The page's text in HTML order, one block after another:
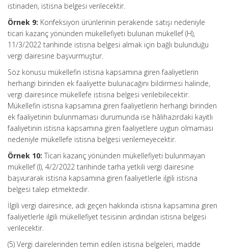
istinaden, istisna belgesi verilecektir.
Örnek 9: Konfeksiyon ürünlerinin perakende satışı nedeniyle
ticari kazanç yönünden mükellefiyeti bulunan mükellef (H),
11/3/2022 tarihinde istisna belgesi almak için bağlı bulunduğu
vergi dairesine başvurmuştur.
Söz konusu mükellefin istisna kapsamına giren faaliyetlerin
herhangi birinden ek faaliyette bulunacağını bildirmesi halinde,
vergi dairesince mükellefe istisna belgesi verilebilecektir.
Mükellefin istisna kapsamına giren faaliyetlerin herhangi birinden
ek faaliyetinin bulunmaması durumunda ise hâlihazırdaki kayıtlı
faaliyetinin istisna kapsamına giren faaliyetlere uygun olmaması
nedeniyle mükellefe istisna belgesi verilemeyecektir.
Örnek 10: Ticari kazanç yönünden mükellefiyeti bulunmayan
mükellef (I), 4/2/2022 tarihinde tarha yetkili vergi dairesine
başvurarak istisna kapsamına giren faaliyetlerle ilgili istisna
belgesi talep etmektedir.
İlgili vergi dairesince, adı geçen hakkında istisna kapsamına giren
faaliyetlerle ilgili mükellefiyet tesisinin ardından istisna belgesi
verilecektir.
(5) Vergi dairelerinden temin edilen istisna belgeleri, madde